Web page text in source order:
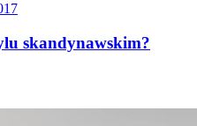
skandynawskim?